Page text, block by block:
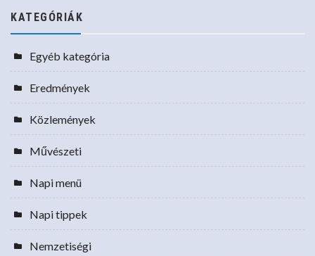
KATEGÓRIÁK
Egyéb kategória
Eredmények
Közlemények
Művészeti
Napi menü
Napi tippek
Nemzetiségi